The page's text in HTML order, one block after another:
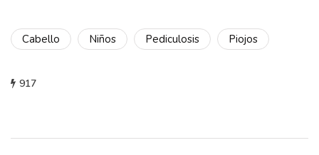
Cabello Niños Pediculosis Piojos
917